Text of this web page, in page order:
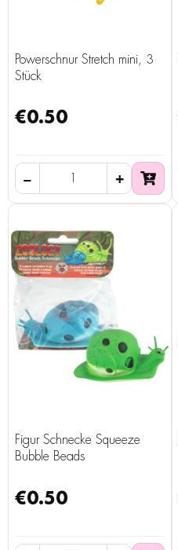
Powerschnur Stretch mini, 3
Stück
€0.50
Figur Schnecke Squeeze
Bubble Beads
€0.50